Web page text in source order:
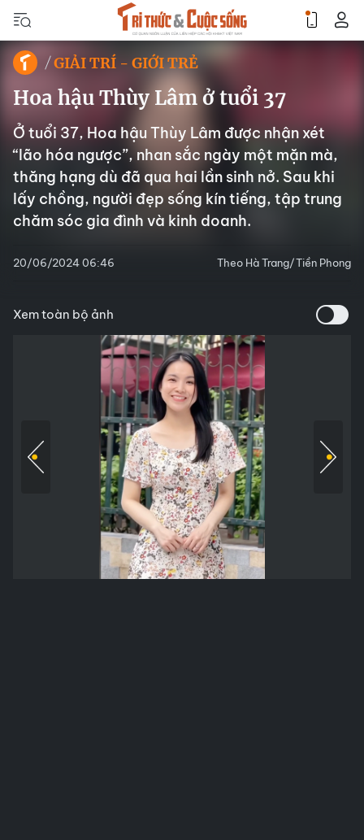
GIẢI TRÍ - GIỚI TRẺ
Hoa hậu Thùy Lâm ở tuổi 37
Ở tuổi 37, Hoa hậu Thùy Lâm được nhận xét
“lão hóa ngược”, nhan sắc ngày một mặn mà,
thăng hạng dù đã qua hai lần sinh nở. Sau khi
lấy chồng, người đẹp sống kín tiếng, tập trung
chăm sóc gia đình và kinh doanh.
20/06/2024 06:46 Theo Hà Trang/Tiền Phong
Xem toàn bộ ảnh